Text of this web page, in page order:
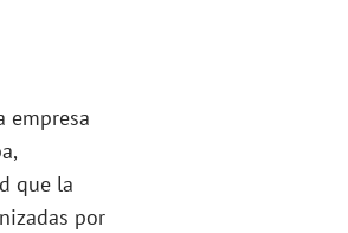
empresa
que la
por